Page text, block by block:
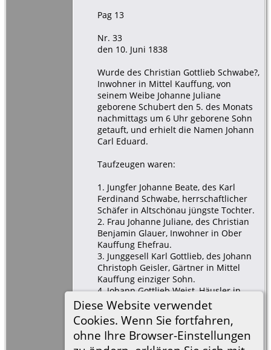
Diese Website verwendet
Cookies. Wenn Sie fortfahren,
ohne Ihre Browser-Einstellungen
Pag 13
Nr. 33
den 10. Juni 1838
Wurde des Christian Gottlieb Schwabe?,
Inwohner in Mittel Kauffung, von
seinem Weibe Johanne Juliane
geborene Schubert den 5. des Monats
nachmittags um 6 Uhr geborene Sohn
getauft, und erhielt die Namen Johann
Carl Eduard.
Taufzeugen waren:
1. Jungfer Johanne Beate, des Karl
Ferdinand Schwabe, herrschaftlicher
Schäfer in Altschönau jüngste Tochter.
2. Frau Johanne Juliane, des Christian
Benjamin Glauer, Inwohner in Ober
Kauffung Ehefrau.
3. Junggesell Karl Gottlieb, des Johann
Christoph Geisler, Gärtner in Mittel
Kauffung einziger Sohn.
4. Johann Gottlieb Weist, Häusler in
Nieder Kauffung.
5. Johann Gottlieb Kirchner,
herrschaftlicher Kutscher auf dem
Niemitzischen Hofe